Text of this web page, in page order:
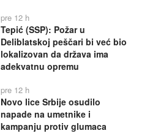
pre 12 h
Tepić (SSP): Požar u
Deliblatskoj peščari bi već bio
lokalizovan da država ima
adekvatnu opremu
pre 12 h
Novo lice Srbije osudilo
napade na umetnike i
kampanju protiv glumaca